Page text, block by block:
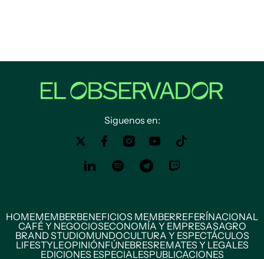
Siguenos en:
HOMEMEMBERBENEFICIOS MEMBERREFERÍNACIONAL
CAFÉ Y NEGOCIOSECONOMÍA Y EMPRESASAGRO
BRAND STUDIOMUNDOCULTURA Y ESPECTÁCULOS
LIFESTYLEOPINIÓNFÚNEBRESREMATES Y LEGALES
EDICIONES ESPECIALESPUBLICACIONES